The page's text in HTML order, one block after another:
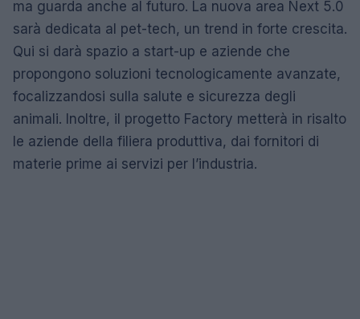
ma guarda anche al futuro. La nuova area Next 5.0
sarà dedicata al pet-tech, un trend in forte crescita.
Qui si darà spazio a start-up e aziende che
propongono soluzioni tecnologicamente avanzate,
focalizzandosi sulla salute e sicurezza degli
animali. Inoltre, il progetto Factory metterà in risalto
le aziende della filiera produttiva, dai fornitori di
materie prime ai servizi per l’industria.